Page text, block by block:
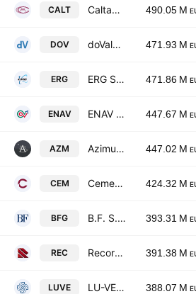
CALT Caltagirone S.p.A. 490.05 M
DOV doValue S.p.A. 471.93 M
ERG ERG S.p.A. 471.86 M
ENAV ENAV S.p.A. 447.67 M
AZM Azimut Holding Spa 447.02 M
CEM Cementir Holding N.V. 424.32 M
BFG B.F. S.p.A. 393.31 M
REC Recordati S.p.A. 391.38 M
LUVE LU-VE S.p.A. 388.07 M